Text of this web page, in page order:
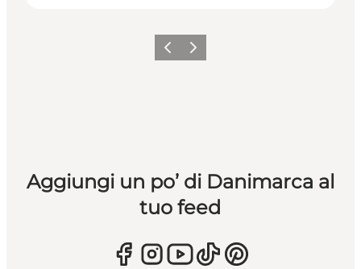
Precedente
Avanti
Aggiungi un po’ di Danimarca al
tuo feed